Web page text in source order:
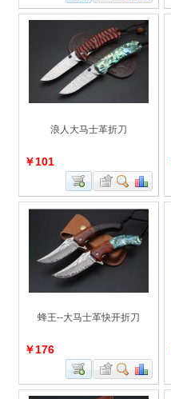
浪人大马士革折刀
￥101
蜂王--大马士革快开折刀
￥176